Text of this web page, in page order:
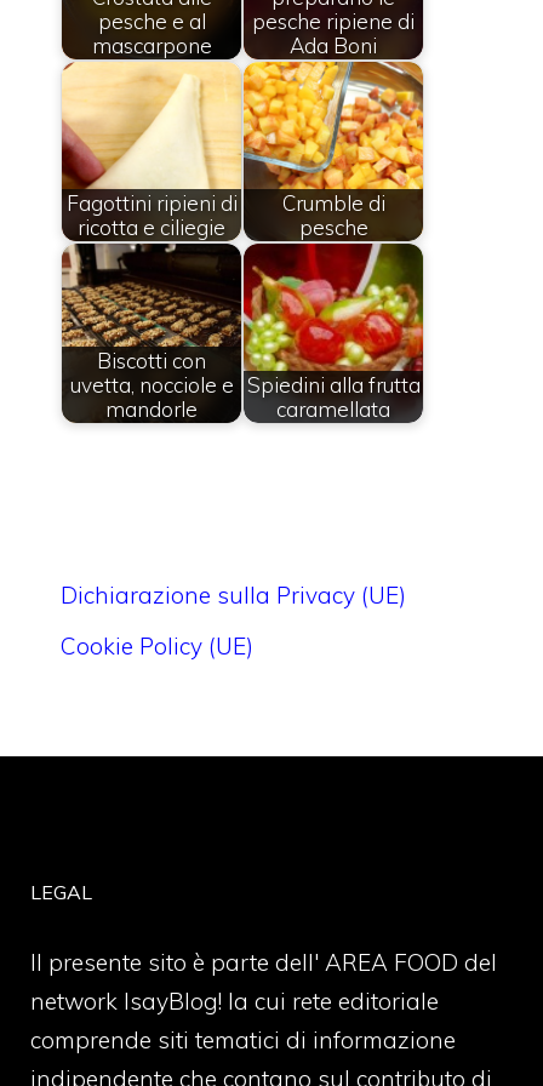
pesche e al
mascarpone
pesche ripiene di
Ada Boni
Fagottini ripieni di
ricotta e ciliegie
Crumble di
pesche
Biscotti con
uvetta, nocciole e
mandorle
Spiedini alla frutta
caramellata
Dichiarazione sulla Privacy (UE)
Cookie Policy (UE)
LEGAL
Il presente sito è parte dell' AREA FOOD del
network IsayBlog! la cui rete editoriale
comprende siti tematici di informazione
indipendente che contano sul contributo di